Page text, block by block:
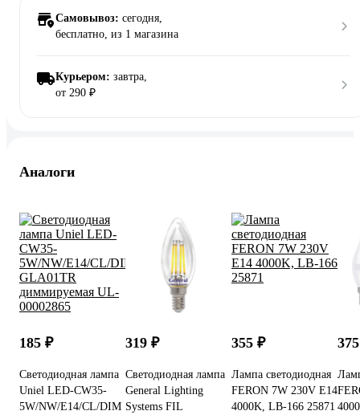
Самовывоз: сегодня,
бесплатно, из 1 магазина
Курьером: завтра,
от 290 ₽
Аналоги
185 ₽
Светодиодная лампа
Uniel LED-CW35-
5W/NW/E14/CL/DIM
319 ₽
Светодиодная лампа
General Lighting
Systems FIL
355 ₽
Лампа светодиодная
FERON 7W 230V E14
4000K, LB-166 25871